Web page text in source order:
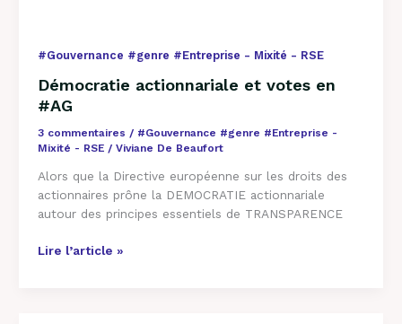
#Gouvernance #genre #Entreprise - Mixité - RSE
Démocratie actionnariale et votes en
#AG
3 commentaires / #Gouvernance #genre #Entreprise -
Mixité - RSE/ Viviane De Beaufort
Alors que la Directive européenne sur les droits des
actionnaires prône la DEMOCRATIE actionnariale
autour des principes essentiels de TRANSPARENCE
Lire l’article »